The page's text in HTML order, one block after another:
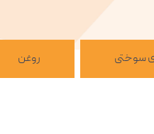
سوختی روغن